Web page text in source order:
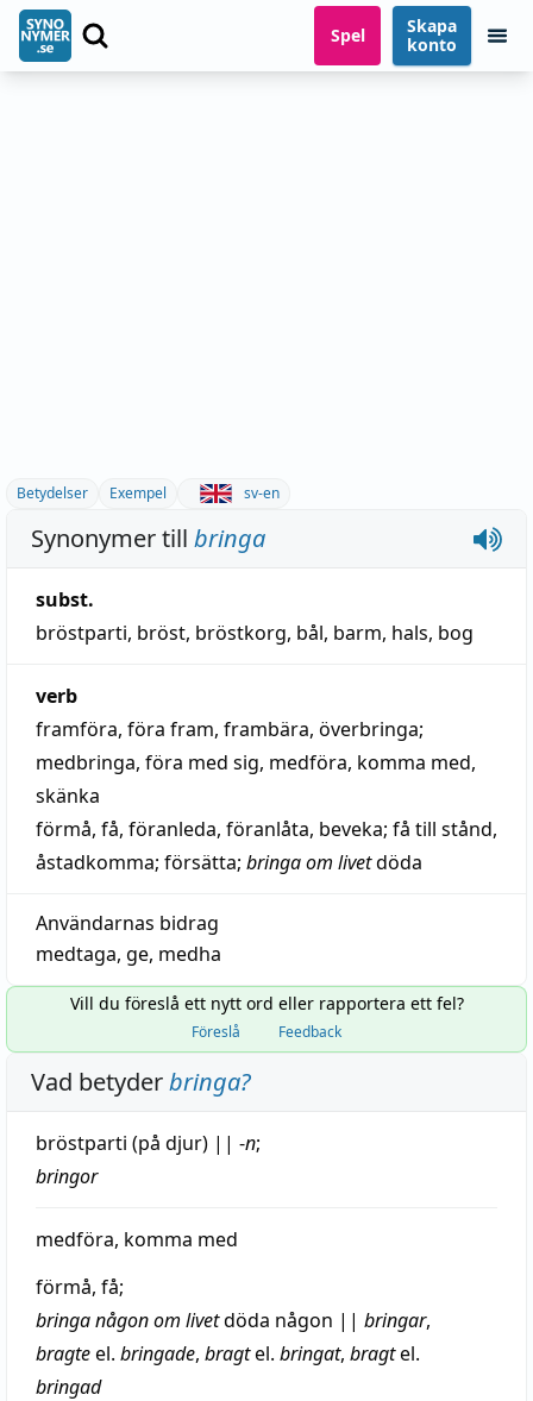
Spel
Skapa
konto
Betydelser Exempel sv-en
Synonymer till bringa
subst.
bröstparti, bröst, bröstkorg, bål, barm, hals, bog
verb
framföra, föra fram, frambära, överbringa;
medbringa, föra med sig, medföra, komma med,
skänka
förmå, få, föranleda, föranlåta, beveka; få till stånd,
åstadkomma; försätta; bringa om livetdöda
Användarnas bidrag
medtaga, ge, medha
Vill du föreslå ett nytt ord eller rapportera ett fel?
Föreslå Feedback
Vad betyderbringa?
bröstparti (på djur) || -n;
bringor
medföra, komma med
förmå, få;
bringa någon om livetdöda någon || bringar,
bragteel. bringade, bragtel. bringat, bragtel.
bringad